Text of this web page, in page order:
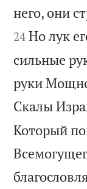
него, они
24 Но лук
сильные
руки
Скалы
Который